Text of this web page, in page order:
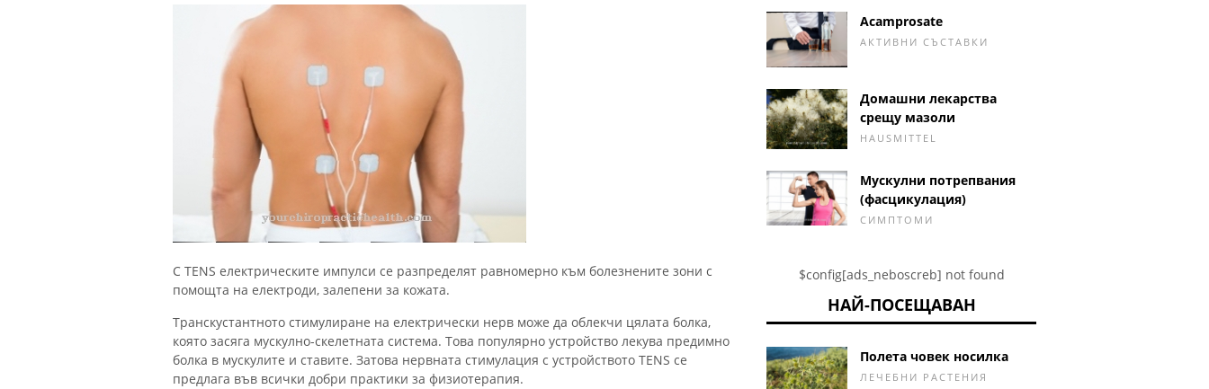
С TENS електрическите импулси се разпределят равномерно към болезнените зони с
помощта на електроди, залепени за кожата.
Транскустантното стимулиране на електрически нерв може да облекчи цялата болка,
която засяга мускулно-скелетната система. Това популярно устройство лекува предимно
болка в мускулите и ставите. Затова нервната стимулация с устройството TENS се
предлага във всички добри практики за физиотерапия.
Acamprosate
АКТИВНИ СЪСТАВКИ
Домашни лекарства
срещу мазоли
HAUSMITTEL
Мускулни потрепвания
(фасцикулация)
СИМПТОМИ
$config[ads_neboscreb] not found
НАЙ-ПОСЕЩАВАН
Полета човек носилка
ЛЕЧЕБНИ РАСТЕНИЯ